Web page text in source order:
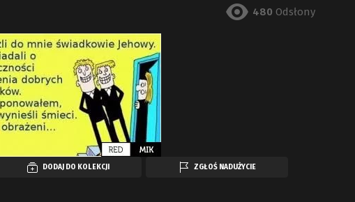
480 Odsłony
DODAJ DO KOLEKCJI ZGŁOŚ NADUŻYCIE